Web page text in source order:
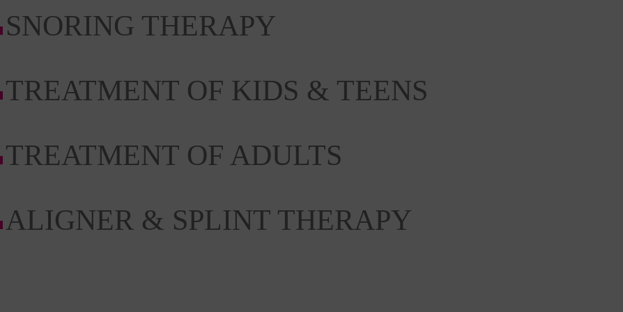
SNORING THERAPY
TREATMENT OF KIDS & TEENS
TREATMENT OF ADULTS
ALIGNER & SPLINT THERAPY